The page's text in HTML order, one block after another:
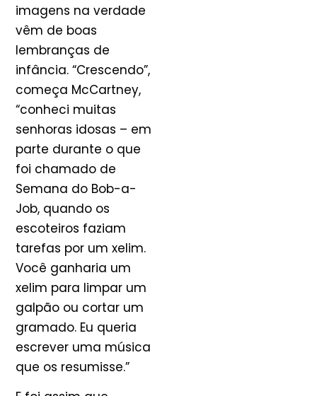
imagens na verdade
vêm de boas
lembranças de
infância. “Crescendo”,
começa McCartney,
“conheci muitas
senhoras idosas – em
parte durante o que
foi chamado de
Semana do Bob-a-
Job, quando os
escoteiros faziam
tarefas por um xelim.
Você ganharia um
xelim para limpar um
galpão ou cortar um
gramado. Eu queria
escrever uma música
que os resumisse.”